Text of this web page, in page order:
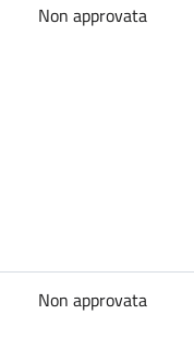
Non approvata
Non approvata